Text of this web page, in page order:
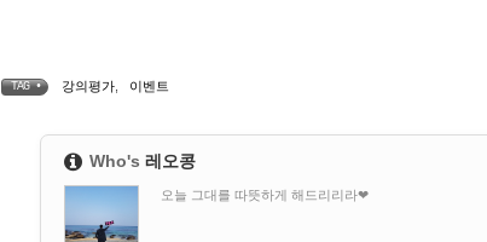
TAG • 강의평가 이벤트
Who's 레오콩
오늘 그대를 따뜻하게 해드리리라❤